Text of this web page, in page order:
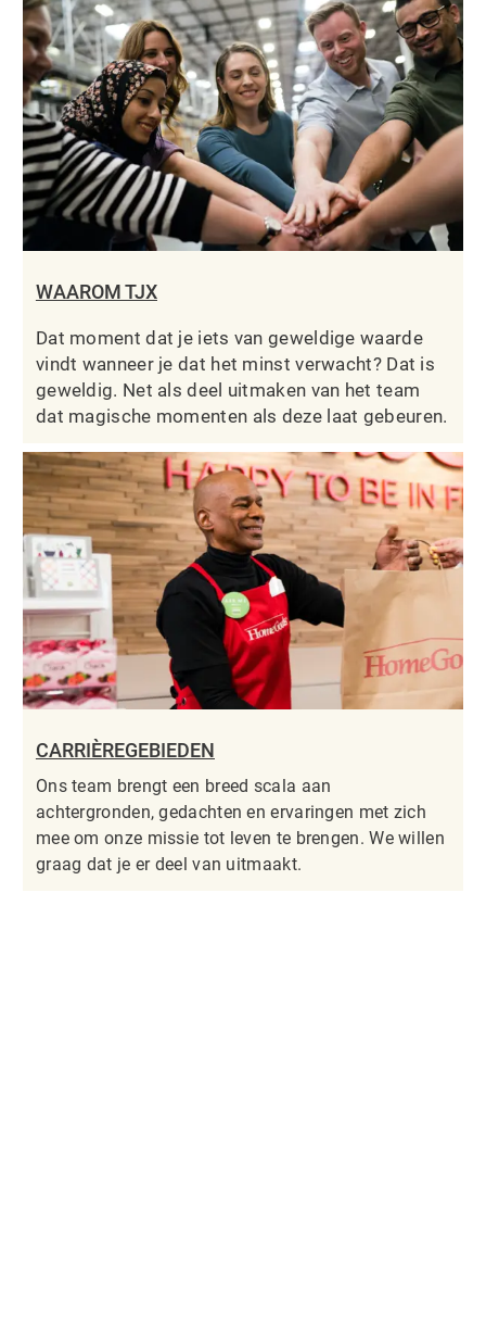
WAAROM TJX
Dat moment dat je iets van geweldige waarde
vindt wanneer je dat het minst verwacht? Dat is
geweldig. Net als deel uitmaken van het team
dat magische momenten als deze laat gebeuren.
CARRIÈREGEBIEDEN
Ons team brengt een breed scala aan
achtergronden, gedachten en ervaringen met zich
mee om onze missie tot leven te brengen. We willen
graag dat je er deel van uitmaakt.